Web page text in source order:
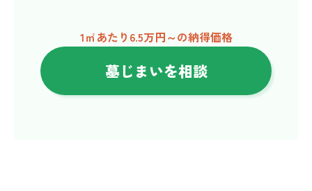
1㎡あたり6.5万円～の納得価格
墓じまいを相談